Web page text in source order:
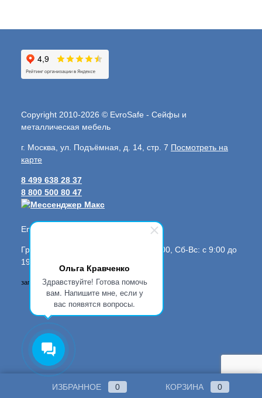
Ольга Кравченко
Здравствуйте! Готова помочь
вам. Напишите мне, если у
вас появятся вопросы.
ИЗБРАННОЕ 0 КОРЗИНА 0
Copyright 2010-2026 © EvroSafe - Сейфы и
металлическая мебель
г. Москва, ул. Подъёмная, д. 14, стр. 7 Посмотреть на
карте
8 499 638 28 37
8 800 500 80 47
Email:
График работы: Пн-Пт: с 8:00 до 20:00, Сб-Вс: с 9:00 до
19:00
загрузка карты...